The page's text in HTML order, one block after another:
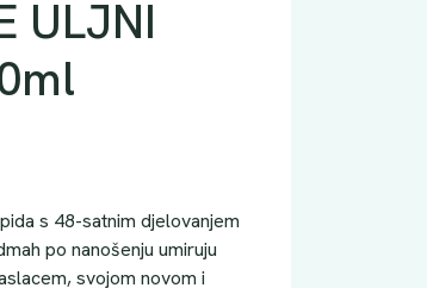
ULJNI
s 48-satnim djelovanjem
po nanošenju umiruju
svojom novom i